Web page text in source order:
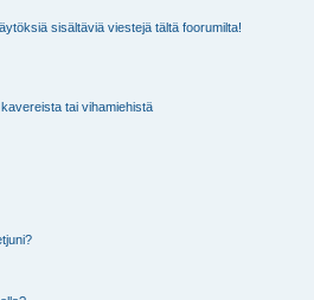
sisältäviä viestejä tältä foorumilta!
tai vihamiehistä